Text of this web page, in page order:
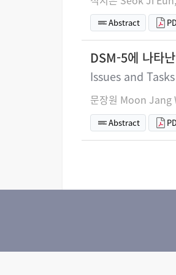
Abstract
DSM-5에 나타
Issues and
문장원 Moon
Abstract